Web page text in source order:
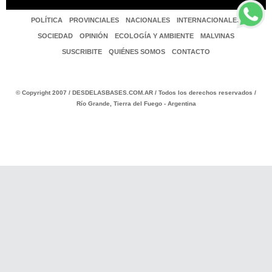
POLÍTICA PROVINCIALES NACIONALES INTERNACIONALES
SOCIEDAD OPINIÓN ECOLOGÍA Y AMBIENTE MALVINAS
SUSCRIBITE QUIÉNES SOMOS CONTACTO
© Copyright 2007 / DESDELASBASES.COM.AR / Todos los derechos reservados /
Río Grande, Tierra del Fuego - Argentina